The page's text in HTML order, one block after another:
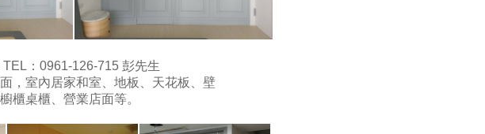
：0961-126-715 彭先生
，室內居家和室、地板、天花板、壁
櫃桌櫃、營業店面等。